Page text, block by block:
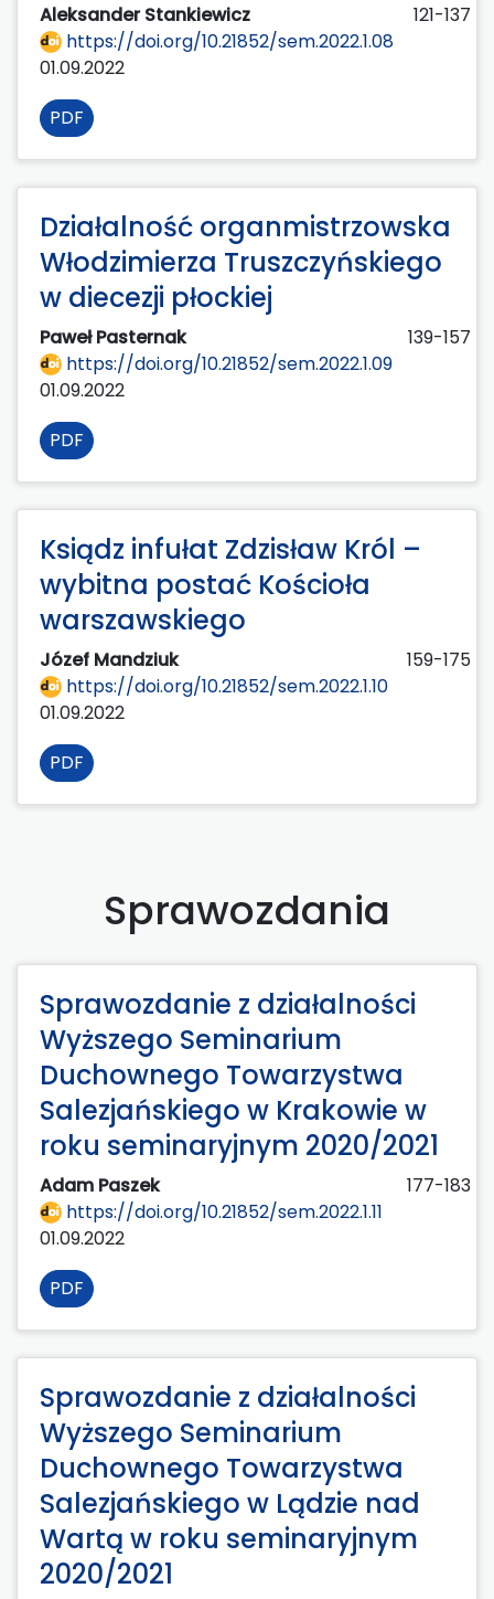
Aleksander Stankiewicz
121-137
https://doi.org/10.21852/sem.2022.1.08
01.09.2022
PDF
Działalność organmistrzowska
Włodzimierza Truszczyńskiego
w diecezji płockiej
Paweł Pasternak
139-157
https://doi.org/10.21852/sem.2022.1.09
01.09.2022
PDF
Ksiądz infułat Zdzisław Król –
wybitna postać Kościoła
warszawskiego
Józef Mandziuk
159-175
https://doi.org/10.21852/sem.2022.1.10
01.09.2022
PDF
Sprawozdania
Sprawozdanie z działalności
Wyższego Seminarium
Duchownego Towarzystwa
Salezjańskiego w Krakowie w
roku seminaryjnym 2020/2021
Adam Paszek
177-183
https://doi.org/10.21852/sem.2022.1.11
01.09.2022
PDF
Sprawozdanie z działalności
Wyższego Seminarium
Duchownego Towarzystwa
Salezjańskiego w Lądzie nad
Wartą w roku seminaryjnym
2020/2021